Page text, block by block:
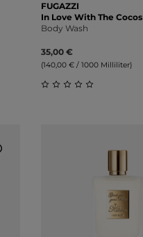
FUGAZZI
In Love With The Cocos
Body Wash
35,00 €
(140,00 € / 1000 Milliliter)